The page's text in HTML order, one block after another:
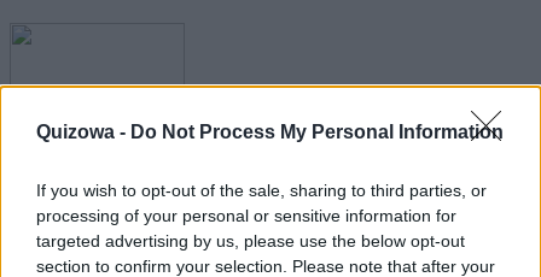
Quizowa - Do Not Process My Personal Information
If you wish to opt-out of the sale, sharing to third parties, or
processing of your personal or sensitive information for
targeted advertising by us, please use the below opt-out
section to confirm your selection. Please note that after your
Którym typem osobowości wg Sprangera
jesteś?